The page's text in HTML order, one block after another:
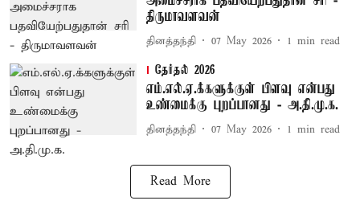
திருமாவளவன்
தினத்தந்தி 07 May 2026 1 min read
தேர்தல் 2026
எம்.எல்.ஏ.க்களுக்குள் பிளவு என்பது
உண்மைக்கு புறப்பானது - அ.தி.மு.க.
தினத்தந்தி 07 May 2026 1 min read
Read More